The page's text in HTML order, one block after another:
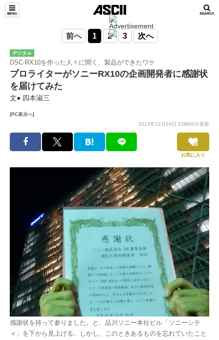
前へ 1 2 3 次へ
デジタル
DSC-RX10を作った人々に聞く、製品ができたワケ
プロライターがソニーRX10の企画開発者に感謝状
を届けてみた
文● 四本淑三
[PC表示へ]
2013年12月28日 12時00分更新
お気に入り
感謝状を持って参りました。と、品川ソニー本社ビル「ソニーシテ
ィ」を下から見上げる。しかし、このときあるものを忘れていたこと